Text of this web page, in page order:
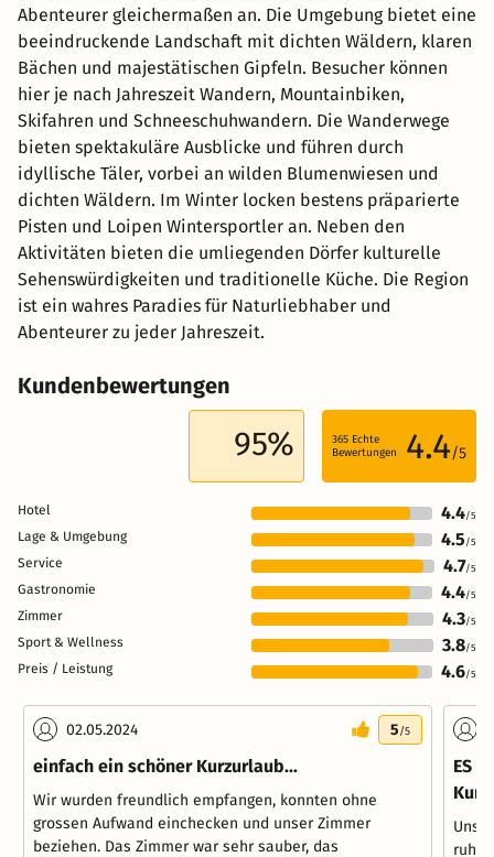
Abenteurer gleichermaßen an. Die Umgebung bietet eine
beeindruckende Landschaft mit dichten Wäldern, klaren
Bächen und majestätischen Gipfeln. Besucher können
hier je nach Jahreszeit Wandern, Mountainbiken,
Skifahren und Schneeschuhwandern. Die Wanderwege
bieten spektakuläre Ausblicke und führen durch
idyllische Täler, vorbei an wilden Blumenwiesen und
dichten Wäldern. Im Winter locken bestens präparierte
Pisten und Loipen Wintersportler an. Neben den
Aktivitäten bieten die umliegenden Dörfer kulturelle
Sehenswürdigkeiten und traditionelle Küche. Die Region
ist ein wahres Paradies für Naturliebhaber und
Abenteurer zu jeder Jahreszeit.
Kundenbewertungen
95% 365 Echte
Bewertungen
4.4/5
Hotel 4.4/5
Lage & Umgebung 4.5 /5
Service 4.7/5
Gastronomie 4.4/5
Zimmer 4.3/5
Sport & Wellness 3.8/5
Preis / Leistung 4.6/5
02.05.2024 5/5
einfach ein schöner Kurzurlaub...
Wir wurden freundlich empfangen, konnten ohne
grossen Aufwand einchecken und unser Zimmer
beziehen. Das Zimmer war sehr sauber, das
ES